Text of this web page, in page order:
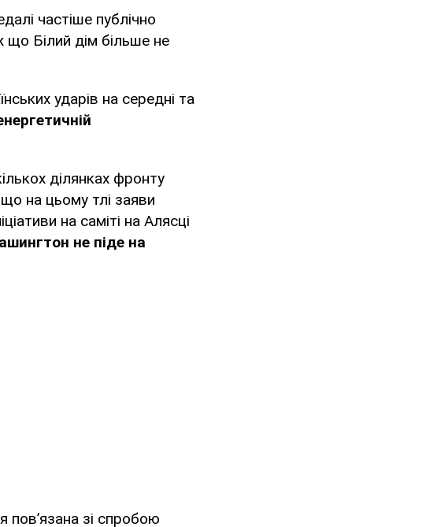
частіше публічно
що Білий дім більше не
ударів на середні та
ділянках фронту
на цьому тлі заяви
на саміті на Алясці
не піде на
пов’язана зі спробою